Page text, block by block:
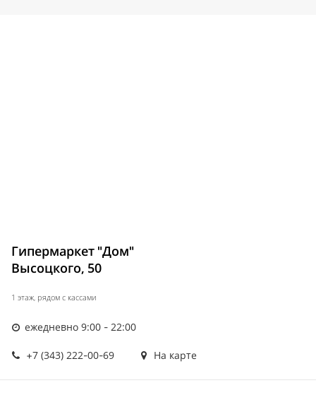
Гипермаркет "Дом"
Высоцкого, 50
1 этаж, рядом с кассами
ежедневно 9:00 - 22:00
+7 (343) 222-00-69 На карте